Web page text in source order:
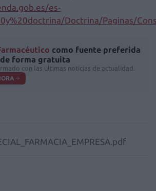
es-
Doctrina/Paginas/
como fuente preferida
forma gratuita
con las últimas noticias de actualidad.